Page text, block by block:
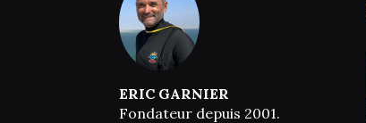
ERIC GARNIER
Fondateur depuis 2001.